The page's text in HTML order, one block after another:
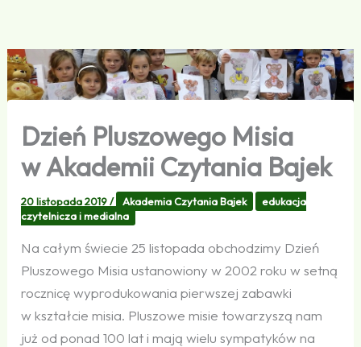
Dzień Pluszowego Misia
w Akademii Czytania Bajek
20 listopada 2019/ Akademia Czytania Bajek
edukacja
czytelnicza i medialna
Na całym świecie 25 listopada obchodzimy Dzień
Pluszowego Misia ustanowiony w 2002 roku w setną
rocznicę wyprodukowania pierwszej zabawki
w kształcie misia. Pluszowe misie towarzyszą nam
już od ponad 100 lat i mają wielu sympatyków na